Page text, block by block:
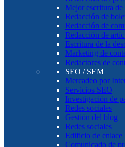
Mejor escritura de
Redacción de
Redacción de
Redacción de
Escritura de la
Marketing de
Redactores de
SEO / SEM
Mercadeo por
Servicios SEO
Investigación de
Redes sociales
Gestión del blog
Redes sociales
Edificio de enlace
Comunicado de